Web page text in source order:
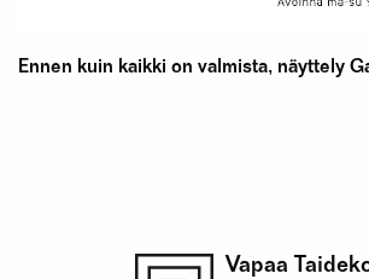
Ennen kuin kaikki on valmista, näyttely
Vapaa